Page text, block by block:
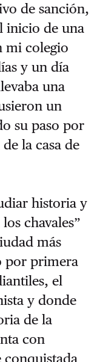
de sanción,
inicio de una
mi colegio
y un día
una
un
su paso por
la casa de
historia y
chavales”
más
por primera
el
y donde
de la
con